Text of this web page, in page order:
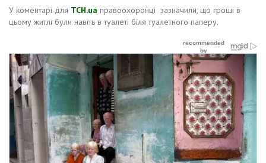
У коментарі для ТСН.ua правоохоронці зазначили, що гроші в
цьому житлі були навіть в туалеті біля туалетного паперу.